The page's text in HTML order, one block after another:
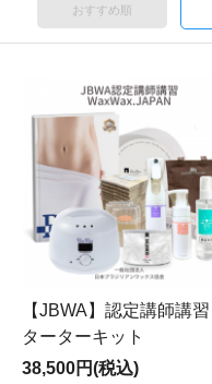
おすすめ順
【JBWA】認定講師講習
ターターキット
38,500円(税込)